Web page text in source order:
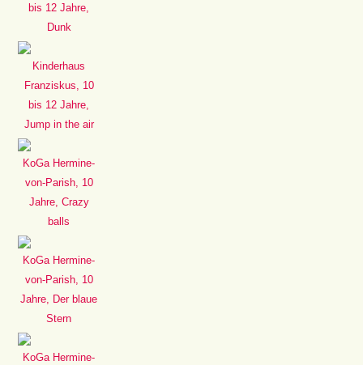
bis 12 Jahre,
Dunk
Kinderhaus
Franziskus, 10
bis 12 Jahre,
Jump in the air
KoGa Hermine-
von-Parish, 10
Jahre, Crazy
balls
KoGa Hermine-
von-Parish, 10
Jahre, Der blaue
Stern
KoGa Hermine-